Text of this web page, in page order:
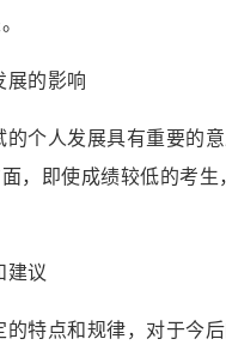
展的影响
个人发展具有重要的
，即使成绩较低的考
建议
特点和规律，对于今